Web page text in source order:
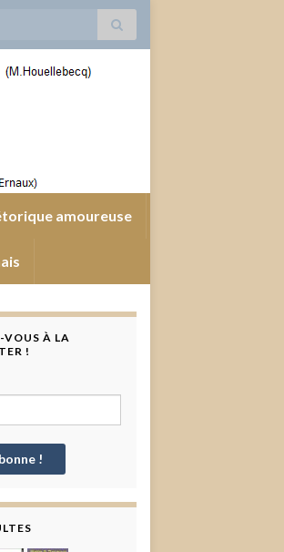
amoureuse
À LA
!